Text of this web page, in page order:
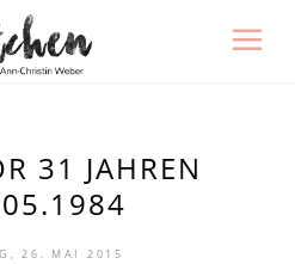
31 JAHREN
26. MAI 2015